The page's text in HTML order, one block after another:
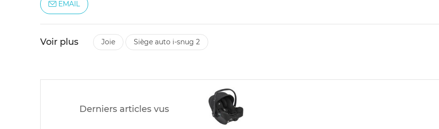
EMAIL
Voir plus joie siège auto i-snug 2
Derniers articles vus